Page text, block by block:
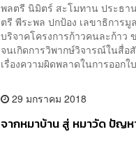
พลตรี นิมิตร์ สะโมทาน ประธา
ตรี พีระพล ปกป้อง เลขาธิการ
บริจาคโครงการก้าวคนละก้าว
จนเกิดการวิพากษ์วิจารณ์ในสื่
เรื่องความผิดพลาดในการออก
29 มกราคม 2018
จากหมาบ้าน สู่ หมาวัด ปัญ